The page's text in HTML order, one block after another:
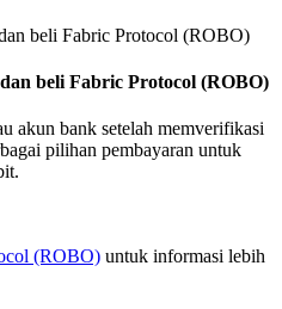
beli Fabric Protocol (ROBO)
akun bank setelah memverifikasi
pilihan pembayaran untuk
(ROBO) untuk informasi lebih